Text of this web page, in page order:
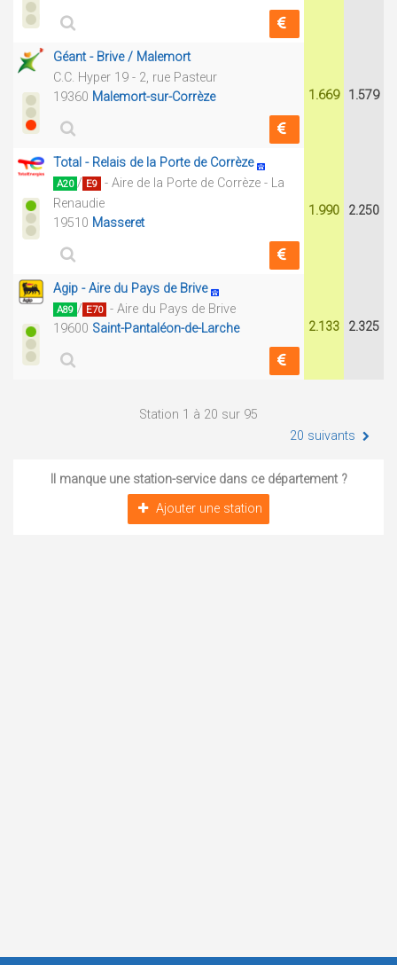
Géant - Brive / Malemort
C.C. Hyper 19 - 2, rue Pasteur
19360 Malemort-sur-Corrèze 1.669 1.579
Total - Relais de la Porte de Corrèze
A20 / E9 - Aire de la Porte de Corrèze - La
Renaudie
19510 Masseret
1.990 2.250
Agip - Aire du Pays de Brive
A89 / E70 - Aire du Pays de Brive
19600 Saint-Pantaléon-de-Larche 2.133 2.325
Station 1 à 20 sur 95
20 suivants
Il manque une station-service dans ce département ?
Ajouter une station